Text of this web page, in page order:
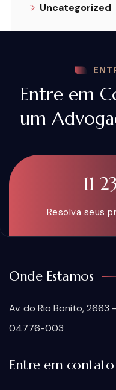
Uncategorized
Entre em
um
11
Resolva seus
Onde Estamos
Av. do Rio Bonito, 2663
04776-003
Entre em contato